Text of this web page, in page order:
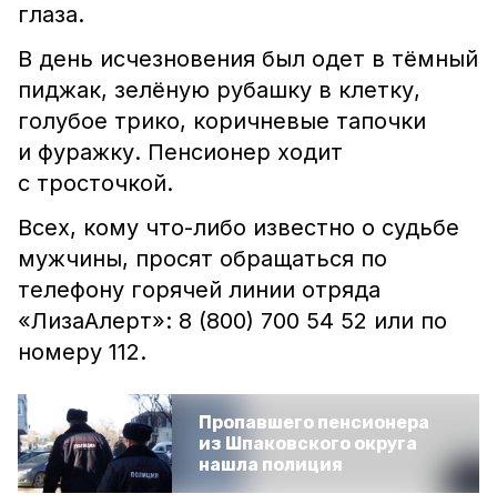
глаза.
В день исчезновения был одет в тёмный
пиджак, зелёную рубашку в клетку,
голубое трико, коричневые тапочки
и фуражку. Пенсионер ходит
с тросточкой.
Всех, кому что-либо известно о судьбе
мужчины, просят обращаться по
телефону горячей линии отряда
«ЛизаАлерт»: 8 (800) 700 54 52 или по
номеру 112.
Пропавшего пенсионера
из Шпаковского округа
нашла полиция